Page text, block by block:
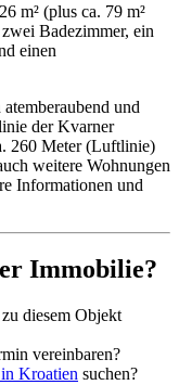
m² (plus ca. 79 m²
Badezimmer, ein
einen
und
der Kvarner
260 Meter (Luftlinie)
weitere Wohnungen
Informationen und
Immobilie?
zu diesem Objekt
vereinbaren?
Kroatien suchen?